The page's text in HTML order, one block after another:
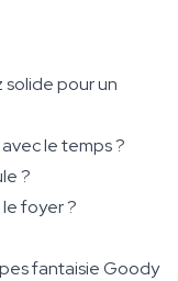
solide pour un
le temps ?
?
foyer ?
fantaisie Goody